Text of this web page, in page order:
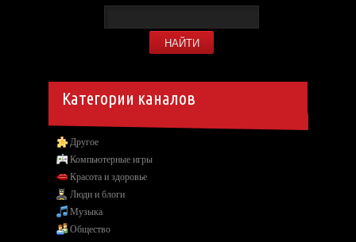
Категории каналов
Другое
Компьютерные игры
Красота и здоровье
Люди и блоги
Музыка
Общество